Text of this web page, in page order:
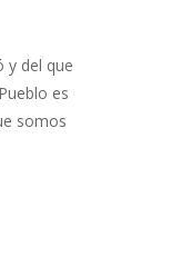
y del que
es
somos